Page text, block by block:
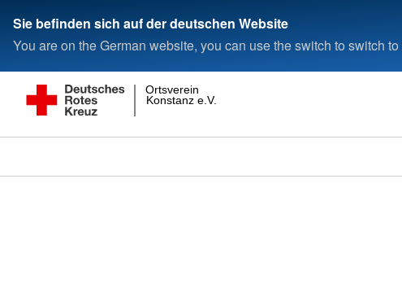
Sie befinden sich auf der deutschen Website
You are on the German website, you can use the switch to switch
Konstanz e.V.
Ortsverein